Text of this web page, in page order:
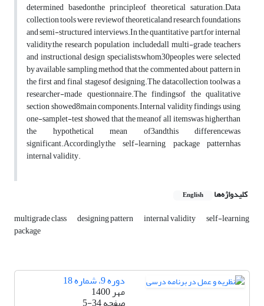
determined basedonthe principleof theoretical saturation.Data
collection tools were reviewof theoreticaland research foundations
and semi-structured interviews.In the quantitative part,for internal
validity,the research population includedall multi-grade teachers
and instructional design specialists,whom30peoples were selected
by available sampling method that the commented about pattern in
the first and final stagesof designing.The datacollection toolwas a
researcher-made questionnaire.The findingsof the qualitative
section showed8main components.Internal validity findings using
one-samplet-test showed that the meanof all itemswas higherthan
the hypothetical mean of3andthis differencewas
significant.Accordingly,the self-learning package patternhas
internal validity.
کلیدواژه‌ها English
multigrade class designing pattern internal validity self-learning
package
دوره 9، شماره 18
مهر 1400